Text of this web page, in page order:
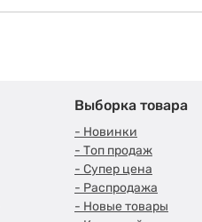
Выборка товара
- Новинки
- Топ продаж
- Супер цена
- Распродажа
- Новые товары